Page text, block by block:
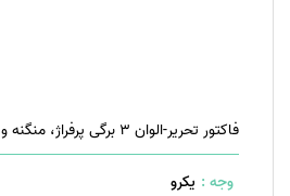
فاکتور تحریر-الوان ۳ برگی پرفراژ، منگنه و شماره افست چهار رنگ
وجه : یکرو